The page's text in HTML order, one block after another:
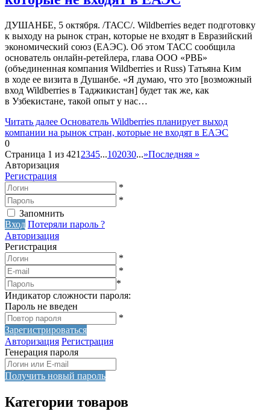
ДУШАНБЕ, 5 октября. /ТАСС/. Wildberries ведет подготовку
к выходу на рынок стран, которые не входят в Евразийский
экономический союз (ЕАЭС). Об этом ТАСС сообщила
основатель онлайн-ретейлера, глава ООО «РВБ»
(объединенная компания Wildberries и Russ) Татьяна Ким
в ходе ее визита в Душанбе. «Я думаю, что это [возможный
вход Wildberries в Таджикистан] будет так же, как
в Узбекистане, такой опыт у нас…
Читать далее Основатель Wildberries планирует выход
компании на рынок стран, которые не входят в ЕАЭС
0
Страница 1 из 421 2345...102030...»Последняя »
Авторизация
Регистрация
*
*
Запомнить
Вход Потеряли пароль ?
Авторизация
Регистрация
*
*
*
Индикатор сложности пароля:
Пароль не введен
*
Зарегистрироваться
Авторизация Регистрация
Генерация пароля
Получить новый пароль
Категории товаров